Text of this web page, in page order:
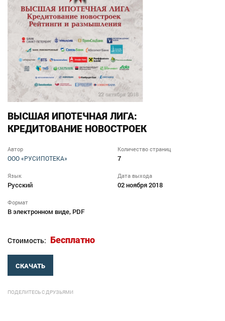
ВЫСШАЯ ИПОТЕЧНАЯ ЛИГА:
КРЕДИТОВАНИЕ НОВОСТРОЕК
Автор
ООО «РУСИПОТЕКА»
Количество страниц
7
Язык
Русский
Дата выхода
02 ноября 2018
Формат
В электронном виде, PDF
Стоимость: Бесплатно
СКАЧАТЬ
ПОДЕЛИТЕСЬ С ДРУЗЬЯМИ